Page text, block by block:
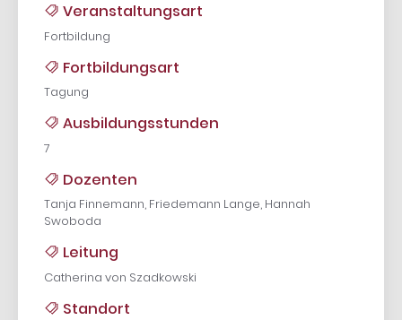
Veranstaltungsart
Fortbildung
Fortbildungsart
Tagung
Ausbildungsstunden
7
Dozenten
Tanja Finnemann, Friedemann Lange, Hannah
Swoboda
Leitung
Catherina von Szadkowski
Standort